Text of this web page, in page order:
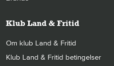
Klub Land & Fritid
Om klub Land & Fritid
Klub Land & Fritid betingelser